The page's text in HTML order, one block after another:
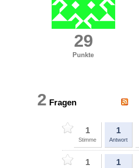
29
Punkte
2 Fragen
1
Stimme
1
Antwort
1 1